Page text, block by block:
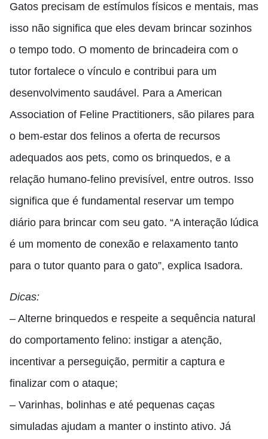
Gatos precisam de estímulos físicos e mentais, mas
isso não significa que eles devam brincar sozinhos
o tempo todo. O momento de brincadeira com o
tutor fortalece o vínculo e contribui para um
desenvolvimento saudável. Para a American
Association of Feline Practitioners, são pilares para
o bem-estar dos felinos a oferta de recursos
adequados aos pets, como os brinquedos, e a
relação humano-felino previsível, entre outros. Isso
significa que é fundamental reservar um tempo
diário para brincar com seu gato. “A interação lúdica
é um momento de conexão e relaxamento tanto
para o tutor quanto para o gato”, explica Isadora.
Dicas:
– Alterne brinquedos e respeite a sequência natural
do comportamento felino: instigar a atenção,
incentivar a perseguição, permitir a captura e
finalizar com o ataque;
– Varinhas, bolinhas e até pequenas caças
simuladas ajudam a manter o instinto ativo. Já